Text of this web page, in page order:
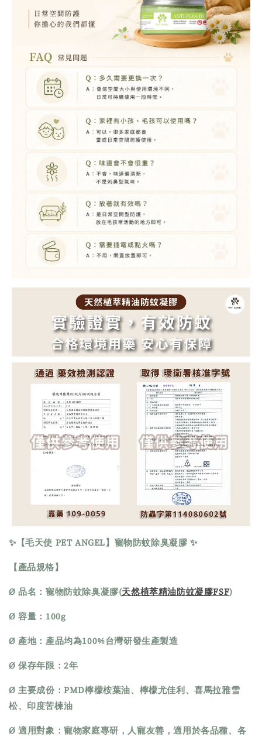
✨【毛天使 PET ANGEL】寵物防蚊除臭凝膠 ✨
【產品規格】
Ø 品名：寵物防蚊除臭凝膠(天然植萃精油防蚊凝膠FSF)
Ø 容量：100g
Ø 產地：產品均為100%台灣研發生產製造
Ø 保存年限：2年
Ø 主要成份：PMD檸檬桉葉油、檸檬尤佳利、喜馬拉雅雪
松、印度苦楝油
Ø 適用對象：寵物家庭專研，人寵友善，適用於各品種、各